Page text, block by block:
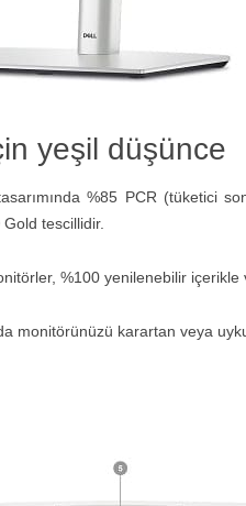
yeşil düşünce
%85 PCR (tüketici
tescillidir.
%100 yenilenebilir
monitörünüzü karartan veya